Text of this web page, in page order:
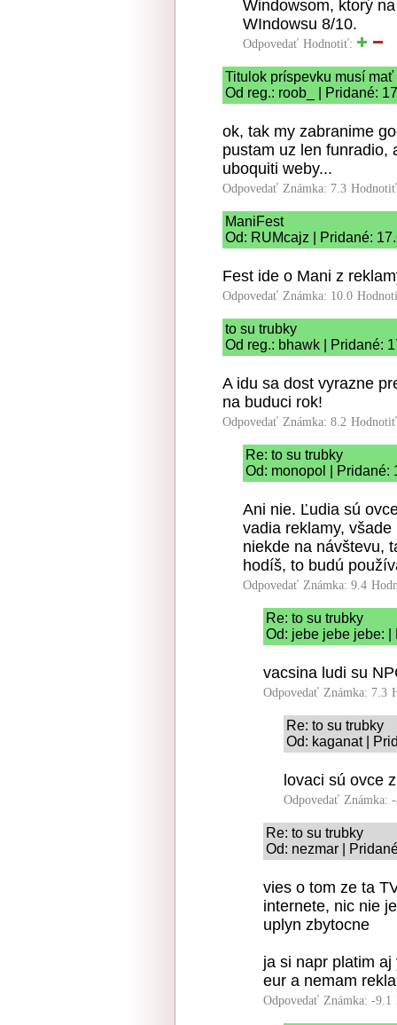
Windowsom, ktorý
WIndowsu 8/10.
Odpovedať Hodnotiť:
Titulok príspevku musí
Od reg.: roob_ | Pridané:
ok, tak my zabranime
pustam uz len funradio,
uboquiti weby...
Odpovedať Známka: 7.3
ManiFest
Od: RUMcajz | Pridané:
Fest ide o Mani z
Odpovedať Známka: 10.0
to su trubky
Od reg.: bhawk | Pridané:
A idu sa dost vyrazne
na buduci rok!
Odpovedať Známka: 8.2
Re: to su trubky
Od: monopol | Pridané:
Ani nie. Ľudia sú
vadia reklamy,
niekde na návštevu,
hodíš, to budú
Odpovedať Známka: 9.4
Re: to su trubky
Od: jebe jebe jebe: |
vacsina ludi su
Odpovedať Známka: 7.3
Re: to su trubky
Od: kaganat |
lovaci sú ovce
Odpovedať Známka:
Re: to su trubky
Od: nezmar |
vies o tom ze ta
internete, nic nie
uplyn zbytocne
ja si napr platim
eur a nemam
Odpovedať Známka: -9.1